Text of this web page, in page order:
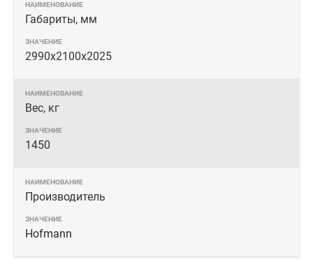
Габариты, мм
2990x2100x2025
Вес, кг
1450
Производитель
Hofmann